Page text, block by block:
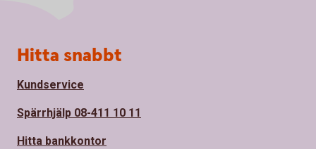
Sidfot
Hitta snabbt
Kundservice
Spärrhjälp 08-411 10 11
Hitta bankkontor